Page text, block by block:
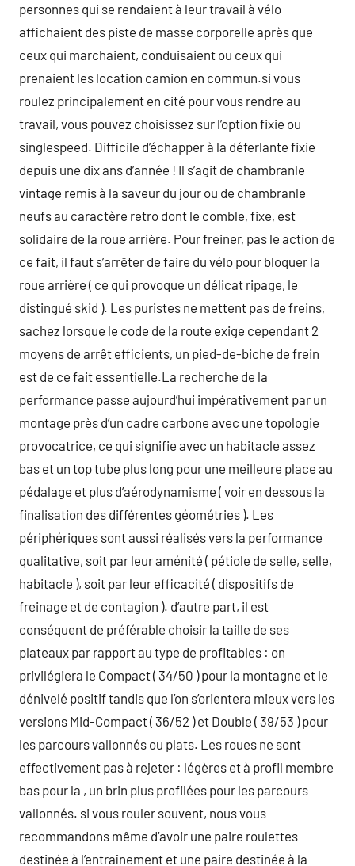
personnes qui se rendaient à leur travail à vélo
affichaient des piste de masse corporelle après que
ceux qui marchaient, conduisaient ou ceux qui
prenaient les location camion en commun.si vous
roulez principalement en cité pour vous rendre au
travail, vous pouvez choisissez sur l’option fixie ou
singlespeed. Difficile d’échapper à la déferlante fixie
depuis une dix ans d’année ! Il s’agit de chambranle
vintage remis à la saveur du jour ou de chambranle
neufs au caractère retro dont le comble, fixe, est
solidaire de la roue arrière. Pour freiner, pas le action de
ce fait, il faut s’arrêter de faire du vélo pour bloquer la
roue arrière ( ce qui provoque un délicat ripage, le
distingué skid ). Les puristes ne mettent pas de freins,
sachez lorsque le code de la route exige cependant 2
moyens de arrêt efficients, un pied-de-biche de frein
est de ce fait essentielle.La recherche de la
performance passe aujourd’hui impérativement par un
montage près d’un cadre carbone avec une topologie
provocatrice, ce qui signifie avec un habitacle assez
bas et un top tube plus long pour une meilleure place au
pédalage et plus d’aérodynamisme ( voir en dessous la
finalisation des différentes géométries ). Les
périphériques sont aussi réalisés vers la performance
qualitative, soit par leur aménité ( pétiole de selle, selle,
habitacle ), soit par leur efficacité ( dispositifs de
freinage et de contagion ). d’autre part, il est
conséquent de préférable choisir la taille de ses
plateaux par rapport au type de profitables : on
privilégiera le Compact ( 34/50 ) pour la montagne et le
dénivelé positif tandis que l’on s’orientera mieux vers les
versions Mid-Compact ( 36/52 ) et Double ( 39/53 ) pour
les parcours vallonnés ou plats. Les roues ne sont
effectivement pas à rejeter : légères et à profil membre
bas pour la , un brin plus profilées pour les parcours
vallonnés. si vous rouler souvent, nous vous
recommandons même d’avoir une paire roulettes
destinée à l’entraînement et une paire destinée à la